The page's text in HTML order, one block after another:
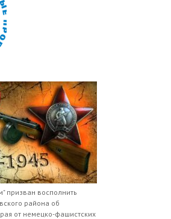
призван восполнить
района об
от немецко-фашистских